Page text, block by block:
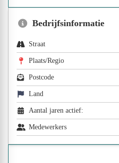
Bedrijfsinformatie
Straat
Plaats/Regio
Postcode
Land
Aantal jaren actief:
Medewerkers